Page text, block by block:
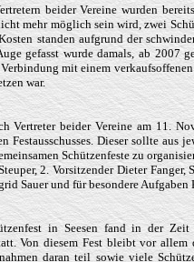
beider Vereine wurden
mehr möglich sein wird, zwei
standen aufgrund der
gefasst wurde damals, ab 2007
mit einem
war.
Vertreter beider Vereine am 11.
Festausschusses. Dieser sollte
Schützenfeste zu
2. Vorsitzender Dieter
Sauer und für besondere
in Seesen fand in der
Von diesem Fest bleibt vor
daran teil sowie viele